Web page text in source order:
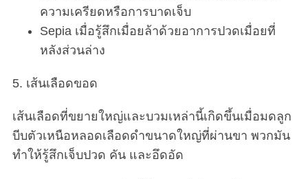
ความเครียดหรือการบาดเจ็บ
Sepia เมื่อรู้สึกเมื่อยล้าด้วยอาการปวดเมื่อยที่
หลังส่วนล่าง
5. เส้นเลือดขอด
เส้นเลือดที่ขยายใหญ่และบวมเหล่านี้เกิดขึ้นเมื่อมดลูก
บีบตัวเหนือหลอดเลือดดำขนาดใหญ่ที่ผ่านขา พวกมัน
ทำให้รู้สึกเจ็บปวด คัน และอึดอัด